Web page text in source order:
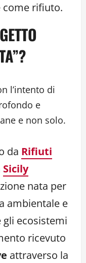
come rifiuto.
l’intento di
e
e non solo.
da Rifiuti
Sicily
nata per
ambientale e
gli ecosistemi
ricevuto
attraverso la